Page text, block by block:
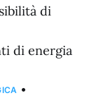
di
di energia
•